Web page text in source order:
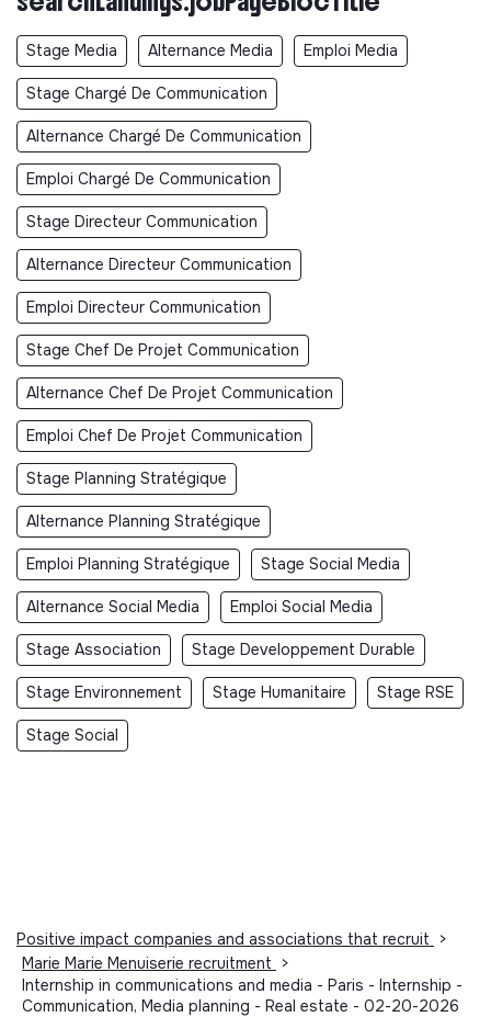
Stage Media Alternance Media Emploi Media
Stage Chargé De Communication
Alternance Chargé De Communication
Emploi Chargé De Communication
Stage Directeur Communication
Alternance Directeur Communication
Emploi Directeur Communication
Stage Chef De Projet Communication
Alternance Chef De Projet Communication
Emploi Chef De Projet Communication
Stage Planning Stratégique
Alternance Planning Stratégique
Emploi Planning Stratégique Stage Social Media
Alternance Social Media Emploi Social Media
Stage Association Stage Developpement Durable
Stage Environnement Stage Humanitaire Stage RSE
Stage Social
Positive impact companies and associations that recruit
>
Marie Marie Menuiserie recruitment
>
Internship in communications and media - Paris - Internship -
Communication, Media planning - Real estate - 02-20-2026